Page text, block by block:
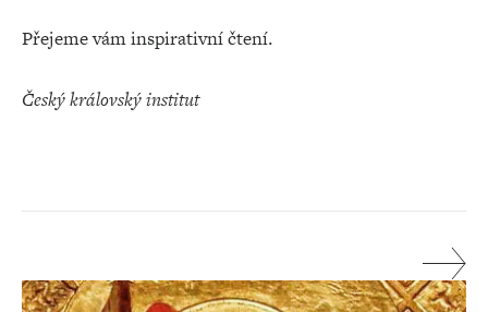
Přejeme vám inspirativní čtení.
Český královský institut